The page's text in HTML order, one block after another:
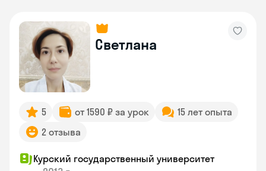
Светлана
5 от 1590 ₽ за урок
15 лет опыта
2 отзыва
Курский государственный университет